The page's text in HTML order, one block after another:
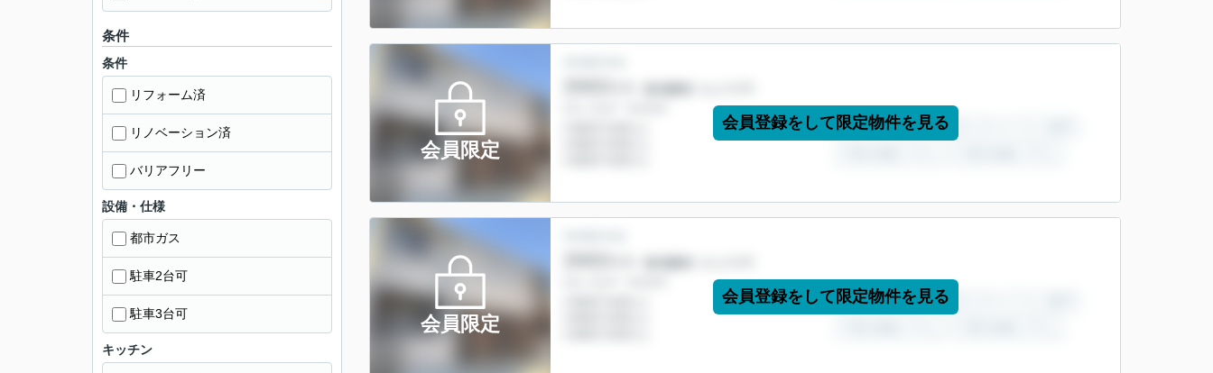
会員限定
会員登録をして限定物件を見る
会員限定
会員登録をして限定物件を見る
条件
条件
リフォーム済
リノベーション済
バリアフリー
設備・仕様
都市ガス
駐車2台可
駐車3台可
キッチン